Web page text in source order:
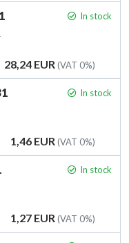
In stock
Price
28,24 EUR(VAT 0%)
In stock
Price
1,46 EUR(VAT 0%)
In stock
Price
1,27 EUR(VAT 0%)